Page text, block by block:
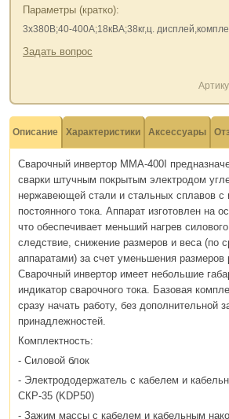
Параметры (кратко):
3х380В;40-400А;18кВА;38кг,ц.
Задать вопрос
Описание Характеристики Аксессуары
Сварочный инвертор MMA-400I
сварки штучным покрытым электродом
нержавеющей стали и стальных сплавов с
постоянного тока. Аппарат изготовлен на
что обеспечивает меньший нагрев
следствие, снижение размеров и веса (по
аппаратами) за счет уменьшения размеров
Сварочный инвертор имеет небольшие
индикатор сварочного тока. Базовая
сразу начать работу, без дополнительной
принадлежностей.
Комплектность:
- Силовой блок
- Электрододержатель с кабелем и
СКР-35 (KDP50)
- Зажим массы с кабелем и кабельным